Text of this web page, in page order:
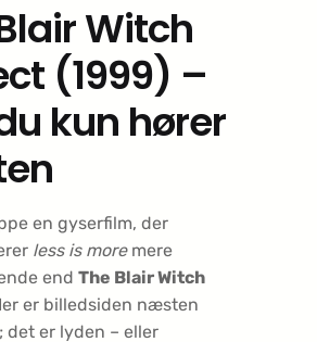
Witch
(1999) –
kun hører
en gyserfilm, der
less is moremere
end The Blair Witch
er billedsiden næsten
er lyden – eller